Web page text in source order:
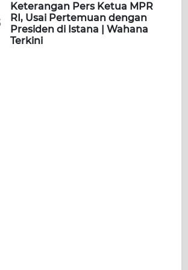
Keterangan Pers Ketua MPR
RI, Usai Pertemuan dengan
Presiden di Istana | Wahana
Terkini